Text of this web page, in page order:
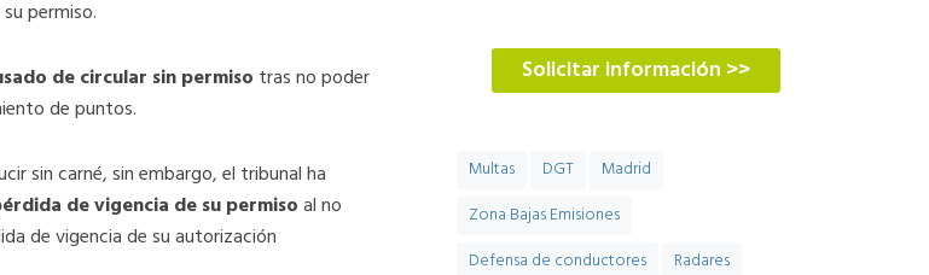
permiso.
de circular sin permiso tras no poder
de puntos.
sin carné, sin embargo, el tribunal ha
de vigencia de su permisoal no
de vigencia de su autorización
Solicitar información >>
Multas DGT
Madrid
Zona Bajas Emisiones
Defensa de conductores
Radares